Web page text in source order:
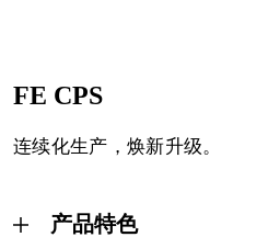
FE CPS
连续化生产，焕新升级。
产品特色